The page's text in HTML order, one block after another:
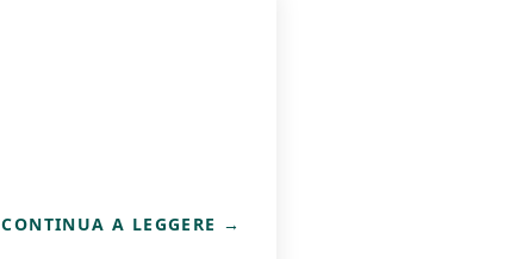
CONTINUA A LEGGERE